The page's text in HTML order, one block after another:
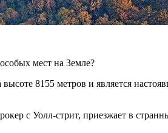
мест на Земле?
8155 метров и является
с Уолл-стрит, приезжает в